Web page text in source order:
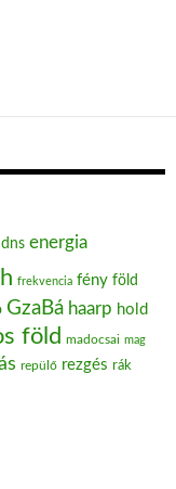
dns energia
frekvencia fény föld
GzaBá haarp hold
föld madocsai mag
repülő rezgés rák